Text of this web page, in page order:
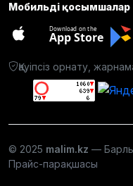
Мобильді қосымшалар
Download on the
App Store
Қауіпсіз орнату,
© 2025 malim.kz —
Прайс-парақшасы